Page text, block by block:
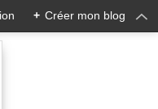
+ Créer mon blog